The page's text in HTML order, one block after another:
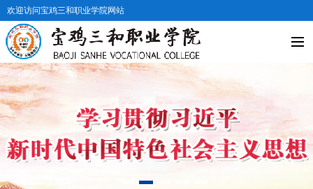
欢迎访问宝鸡三和职业学院网站